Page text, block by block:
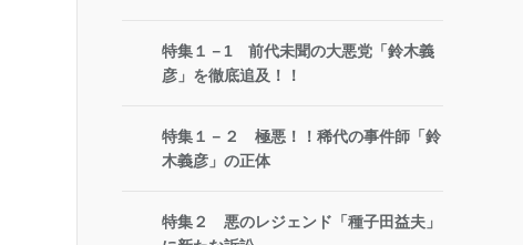
特集１－1 前代未聞の大悪党「鈴木義
彦」を徹底追及！！
特集１－２ 極悪！！稀代の事件師「鈴
木義彦」の正体
特集２ 悪のレジェンド「種子田益夫」